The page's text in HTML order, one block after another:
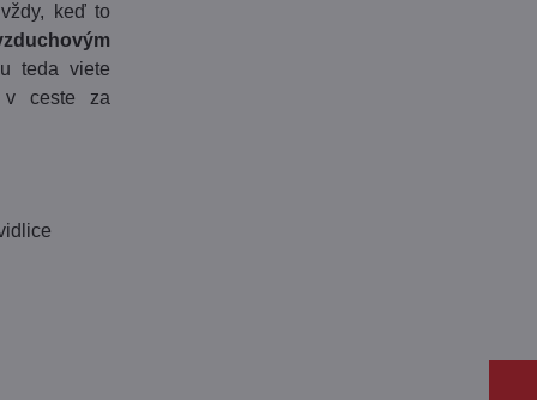
keď to
teda viete
v ceste za